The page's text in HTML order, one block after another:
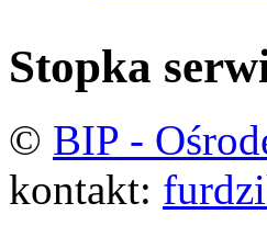
Stopka
© BIP -
kontakt: